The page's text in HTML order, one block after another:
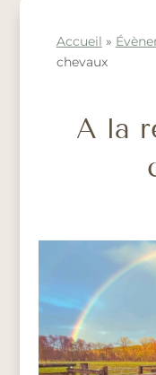
Accueil »
chevaux
A la